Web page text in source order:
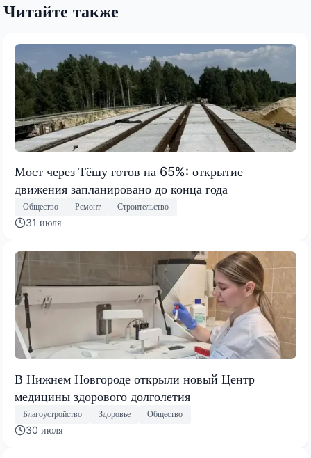
Читайте также
Мост через Тёшу готов на 65%: открытие
движения запланировано до конца года
Общество Ремонт Строительство
31 июля
В Нижнем Новгороде открыли новый Центр
медицины здорового долголетия
Благоустройство Здоровье Общество
30 июля